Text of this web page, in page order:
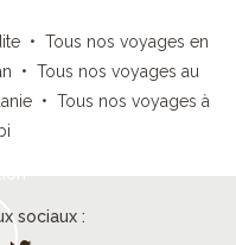
• Tous nos voyages en
• Tous nos voyages au
• Tous nos voyages à
sociaux :